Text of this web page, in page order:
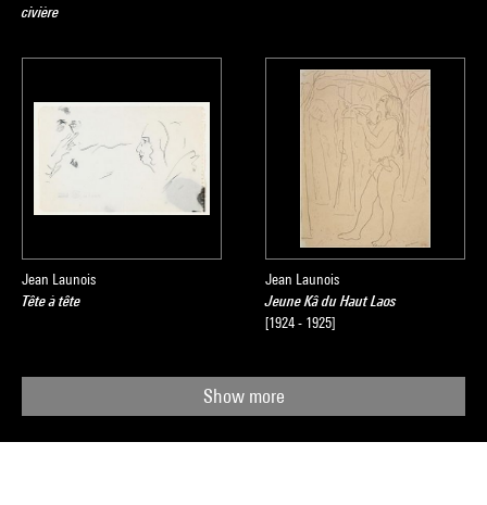
civière
Jean Launois
Tête à tête
Jean Launois
Jeune Kâ du Haut Laos
[1924 - 1925]
Show more